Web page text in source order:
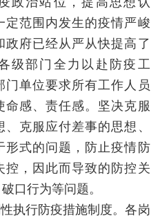
定范围内发生的疫情严峻
政府已经从严从快提高了
级部门全力以赴防疫工
门单位要求所有工作人员
命感、责任感。坚决克服
、克服应付差事的思想、
形式的问题，防止疫情防
控，因此而导致的防控关
口行为等问题。
执行防疫措施制度。各岗